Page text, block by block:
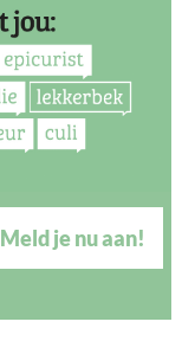
Meld je nu aan!